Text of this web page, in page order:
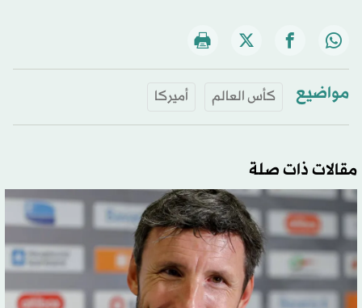
مواضيع كأس العالم أميركا
مقالات ذات صلة